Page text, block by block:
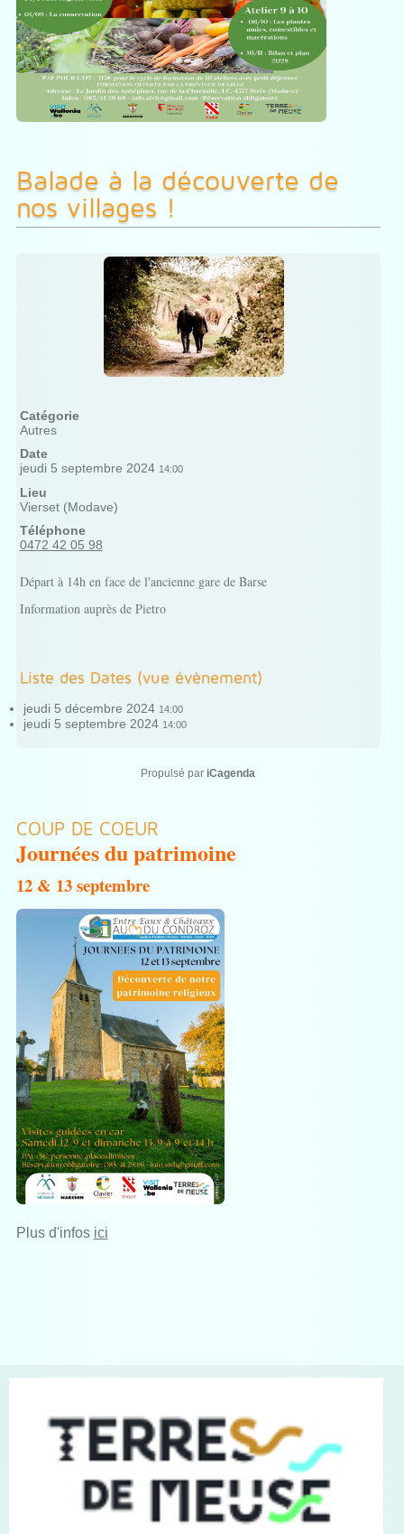
Balade à la découverte de
nos villages !
Catégorie
Autres
Date
jeudi 5 septembre 2024 14:00
Lieu
Vierset (Modave)
Téléphone
0472 42 05 98
Départ à 14h en face de l'ancienne gare de Barse
Information auprès de Pietro
Liste des Dates (vue évènement)
jeudi 5 décembre 2024 14:00
jeudi 5 septembre 2024 14:00
Propulsé par iCagenda
COUP DE COEUR
Journées du patrimoine
12 & 13 septembre
Plus d'infos ici